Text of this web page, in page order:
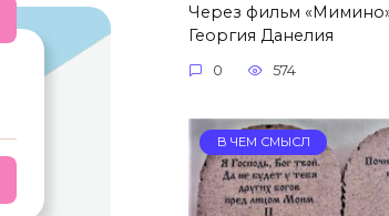
Через фильм
Георгия Данелия
0 574
В ЧЕМ СМЫСЛ